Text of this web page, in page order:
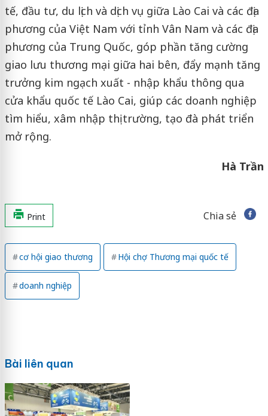
tế, đầu tư, du lịch và dịch vụ giữa Lào Cai và các địa
phương của Việt Nam với tỉnh Vân Nam và các địa
phương của Trung Quốc, góp phần tăng cường
giao lưu thương mại giữa hai bên, đẩy mạnh tăng
trưởng kim ngạch xuất - nhập khẩu thông qua
cửa khẩu quốc tế Lào Cai, giúp các doanh nghiệp
tìm hiểu, xâm nhập thị trường, tạo đà phát triển
mở rộng.
Hà Trần
Print Chia sẻ
cơ hội giao thương Hội chợ Thương mại quốc tế
doanh nghiệp
Bài liên quan